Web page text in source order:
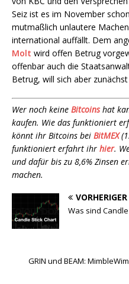
Seiz ist es im November
mutmaßlich unlautere
international auffällt. Dem
Molt wird offen Betrug
offenbar auch die
Betrug, will sich aber
Wer noch keine Bitcoinshat
kaufen. Wie das funktioniert
könnt ihr Bitcoins bei BitMEX
funktioniert erfahrt ihr hier.
und dafür bis zu 8,6% Zinsen
machen.
VORHERIGER
Was sind
GRIN und BEAM: